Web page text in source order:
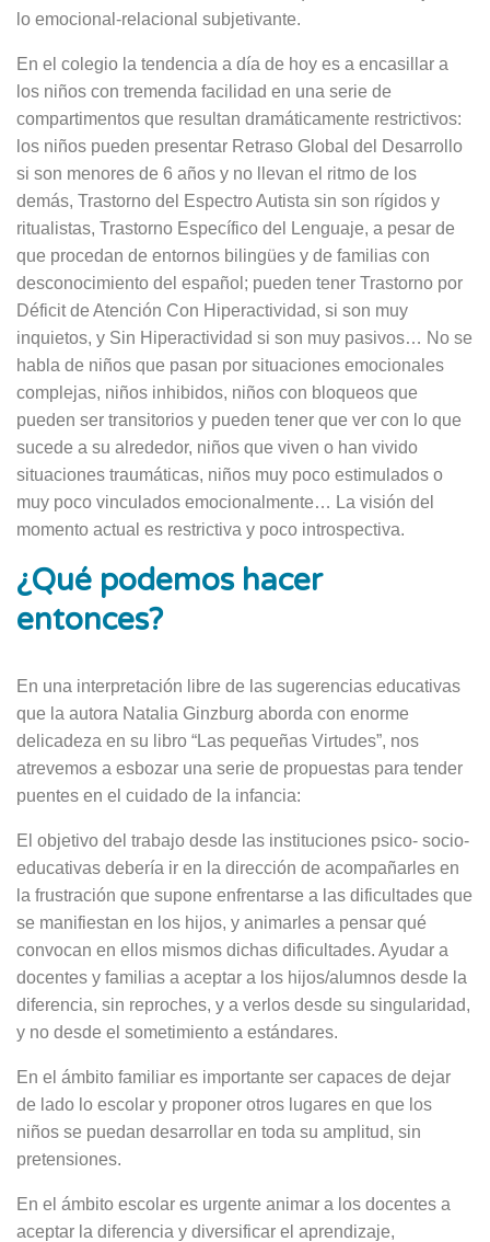
lo emocional-relacional subjetivante.
En el colegio la tendencia a día de hoy es a encasillar a
los niños con tremenda facilidad en una serie de
compartimentos que resultan dramáticamente restrictivos:
los niños pueden presentar Retraso Global del Desarrollo
si son menores de 6 años y no llevan el ritmo de los
demás, Trastorno del Espectro Autista sin son rígidos y
ritualistas, Trastorno Específico del Lenguaje, a pesar de
que procedan de entornos bilingües y de familias con
desconocimiento del español; pueden tener Trastorno por
Déficit de Atención Con Hiperactividad, si son muy
inquietos, y Sin Hiperactividad si son muy pasivos… No se
habla de niños que pasan por situaciones emocionales
complejas, niños inhibidos, niños con bloqueos que
pueden ser transitorios y pueden tener que ver con lo que
sucede a su alrededor, niños que viven o han vivido
situaciones traumáticas, niños muy poco estimulados o
muy poco vinculados emocionalmente… La visión del
momento actual es restrictiva y poco introspectiva.
¿Qué podemos hacer
entonces?
En una interpretación libre de las sugerencias educativas
que la autora Natalia Ginzburg aborda con enorme
delicadeza en su libro “Las pequeñas Virtudes”, nos
atrevemos a esbozar una serie de propuestas para tender
puentes en el cuidado de la infancia:
El objetivo del trabajo desde las instituciones psico- socio-
educativas debería ir en la dirección de acompañarles en
la frustración que supone enfrentarse a las dificultades que
se manifiestan en los hijos, y animarles a pensar qué
convocan en ellos mismos dichas dificultades. Ayudar a
docentes y familias a aceptar a los hijos/alumnos desde la
diferencia, sin reproches, y a verlos desde su singularidad,
y no desde el sometimiento a estándares.
En el ámbito familiar es importante ser capaces de dejar
de lado lo escolar y proponer otros lugares en que los
niños se puedan desarrollar en toda su amplitud, sin
pretensiones.
En el ámbito escolar es urgente animar a los docentes a
aceptar la diferencia y diversificar el aprendizaje,